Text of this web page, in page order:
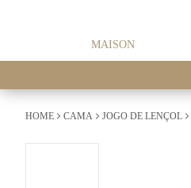
MAISON
HOME CAMA JOGO DE LENÇOL